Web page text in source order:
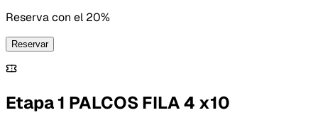
Reserva con el 20%
Reservar
Etapa 1 PALCOS FILA 4 x10